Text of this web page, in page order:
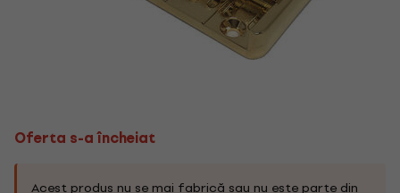
Oferta s-a încheiat
Acest produs nu se mai fabrică sau nu este parte din